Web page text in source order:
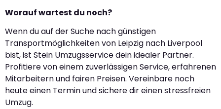
Worauf wartest du noch?
Wenn du auf der Suche nach günstigen
Transportmöglichkeiten von Leipzig nach Liverpool
bist, ist Stein Umzugsservice dein idealer Partner.
Profitiere von einem zuverlässigen Service, erfahrenen
Mitarbeitern und fairen Preisen. Vereinbare noch
heute einen Termin und sichere dir einen stressfreien
Umzug.